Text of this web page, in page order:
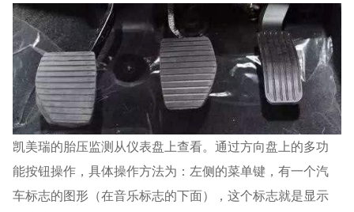
凯美瑞的胎压监测从仪表盘上查看。通过方向盘上的多功
能按钮操作，具体操作方法为：左侧的菜单键，有一个汽
车标志的图形（在音乐标志的下面），这个标志就是显示